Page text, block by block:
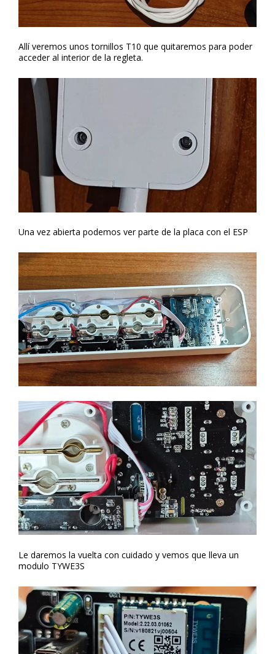
Allí veremos unos tornillos T10 que quitaremos para poder
acceder al interior de la regleta.
Una vez abierta podemos ver parte de la placa con el ESP
Le daremos la vuelta con cuidado y vemos que lleva un
modulo TYWE3S